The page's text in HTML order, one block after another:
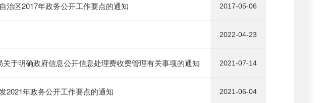
治区2017年政务公开工作要点的通知 2017-05-06
2022-04-23
于明确政府信息公开信息处理费收费管理有关事项的通知 2021-07-14
2021年政务公开工作要点的通知 2021-06-04